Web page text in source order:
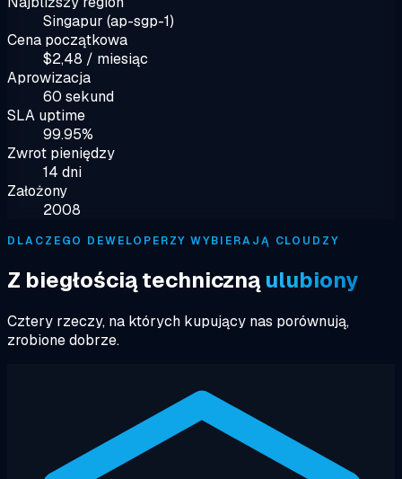
Singapur (ap-sgp-1)
Cena początkowa
$2,48 / miesiąc
Aprowizacja
60 sekund
SLA uptime
99.95%
Zwrot pieniędzy
14 dni
Założony
2008
DLACZEGO DEWELOPERZY WYBIERAJĄ CLOUDZY
Z biegłością techniczną ulubiony
Cztery rzeczy, na których kupujący nas porównują,
zrobione dobrze.